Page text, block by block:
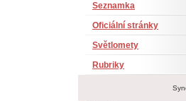
Seznamka
Oficiální stránky
Světlomety
Rubriky